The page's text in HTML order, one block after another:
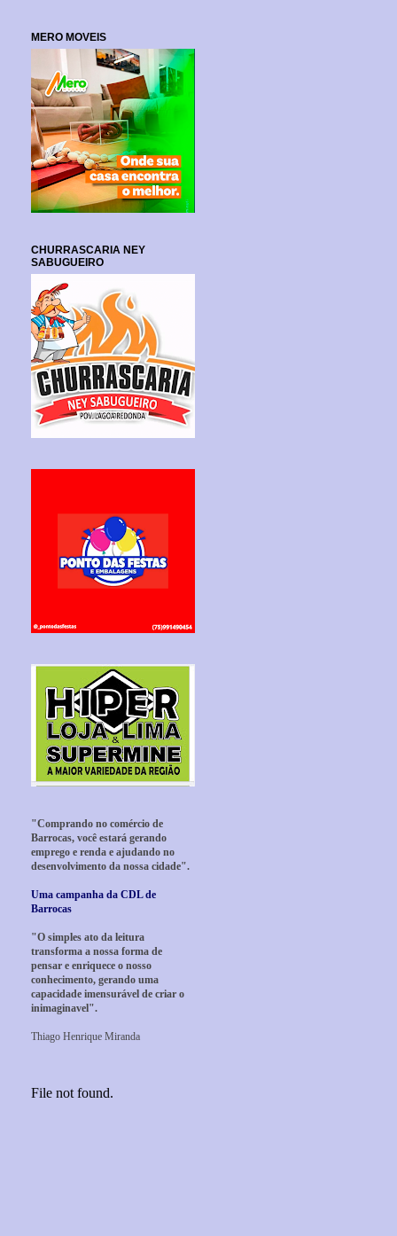
MERO MOVEIS
CHURRASCARIA NEY
SABUGUEIRO
"Comprando no comércio de
Barrocas, você estará gerando
emprego e renda e ajudando no
desenvolvimento da nossa cidade".
Uma campanha da CDL de
Barrocas
"O simples ato da leitura
transforma a nossa forma de
pensar e enriquece o nosso
conhecimento, gerando uma
capacidade imensurável de criar o
inimaginavel".
Thiago Henrique Miranda